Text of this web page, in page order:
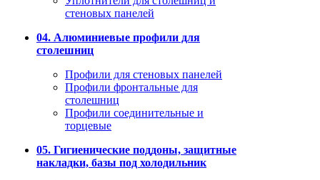
стеновых панелей
04. Алюминиевые профили для
столешниц
Профили для стеновых панелей
Профили фронтальные для
столешниц
Профили соединительные и
торцевые
05. Гигиенические поддоны, защитные
накладки, базы под холодильник